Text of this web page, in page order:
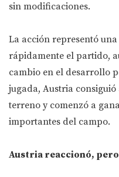
sin modificaciones.
La acción representó
rápidamente el partido,
cambio en el desarrollo
jugada, Austria
terreno y comenzó a
importantes del campo.
Austria reaccionó,